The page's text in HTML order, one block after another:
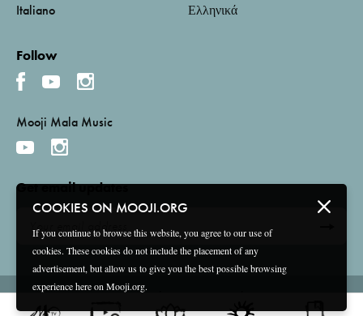
COOKIES ON MOOJI.ORG
If you continue to browse this website, you agree to our use of
cookies. These cookies do not include the placement of any
advertisement, but allow us to give you the best possible browsing
experience here on Mooji.org.
Italiano
Ελληνικά
Follow
Mooji Mala Music
Get email updates
Terms and Conditions